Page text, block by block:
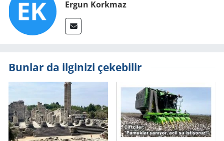
Ergun Korkmaz
Bunlar da ilginizi çekebilir